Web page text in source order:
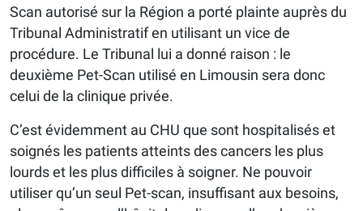
Scan autorisé sur la Région a porté plainte auprès du
Tribunal Administratif en utilisant un vice de
procédure. Le Tribunal lui a donné raison : le
deuxième Pet-Scan utilisé en Limousin sera donc
celui de la clinique privée.
C’est évidemment au CHU que sont hospitalisés et
soignés les patients atteints des cancers les plus
lourds et les plus difficiles à soigner. Ne pouvoir
utiliser qu’un seul Pet-scan, insuffisant aux besoins,